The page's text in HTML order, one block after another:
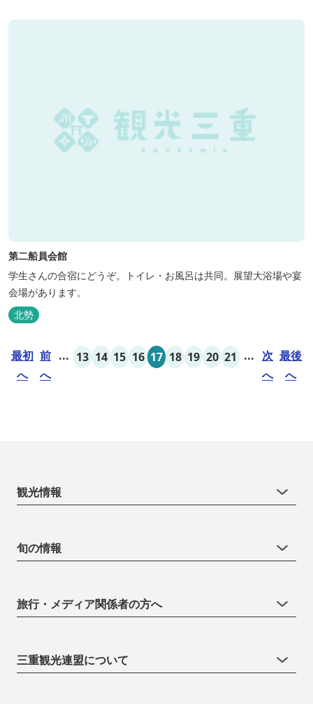
第二船員会館
学生さんの合宿にどうぞ。トイレ・お風呂は共同。展望大浴場や宴
会場があります。
北勢
最初
へ
前
へ
... 13 14 15 16 17 18 19 20 21 ... 次
へ
最後
へ
観光情報
旬の情報
旅行・メディア関係者の方へ
三重観光連盟について